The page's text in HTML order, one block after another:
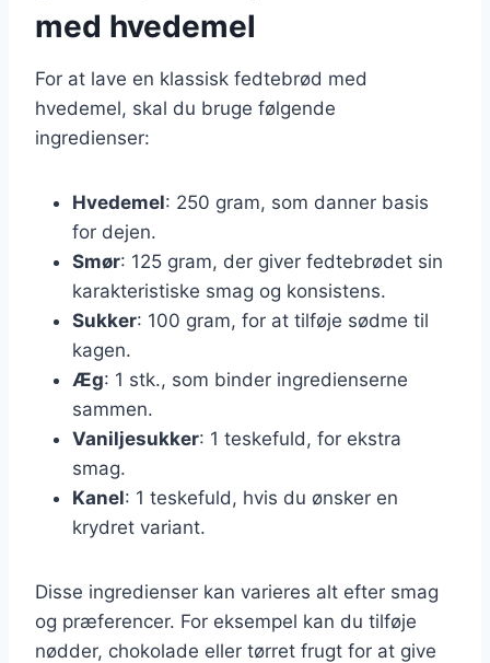
med hvedemel
For at lave en klassisk fedtebrød med
hvedemel, skal du bruge følgende
ingredienser:
Hvedemel: 250 gram, som danner basis
for dejen.
Smør: 125 gram, der giver fedtebrødet sin
karakteristiske smag og konsistens.
Sukker: 100 gram, for at tilføje sødme til
kagen.
Æg: 1 stk., som binder ingredienserne
sammen.
Vaniljesukker: 1 teskefuld, for ekstra
smag.
Kanel: 1 teskefuld, hvis du ønsker en
krydret variant.
Disse ingredienser kan varieres alt efter smag
og præferencer. For eksempel kan du tilføje
nødder, chokolade eller tørret frugt for at give